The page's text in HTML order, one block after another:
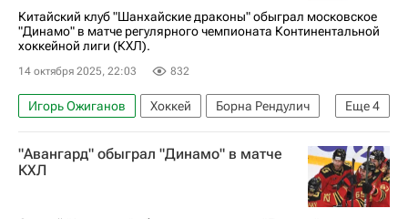
КХЛ 2025-2026
Китайский клуб "Шанхайские драконы" обыграл московское
"Динамо" в матче регулярного чемпионата Континентальной
хоккейной лиги (КХЛ).
14 октября 2025, 22:03 832
Еще4
Игорь Ожиганов Хоккей
Борна Рендулич
Седрик Пакетт
ХК Динамо (Москва)
Торпедо
КХЛ 2025-2026
"Авангард" обыграл "Динамо" в матче
КХЛ